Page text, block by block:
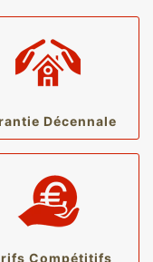
Décennale
Compétitifs